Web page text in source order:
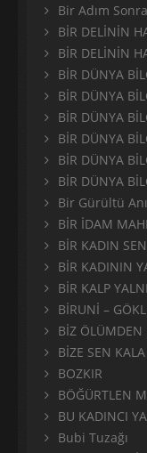
Bir Adım
BİR DELİNİN
BİR DELİNİN
BİR DÜNYA
BİR DÜNYA
BİR DÜNYA
BİR DÜNYA
BİR DÜNYA
BİR DÜNYA
Bir Gürültü
BİR İDAM
BİR KADIN
BİR KADININ
BİR KALP
BİRUNİ –
BİZ ÖLÜMDEN
BİZE SEN
BOZKIR
BÖĞÜRTLEN
BU KADINCI
Bubi Tuzağı